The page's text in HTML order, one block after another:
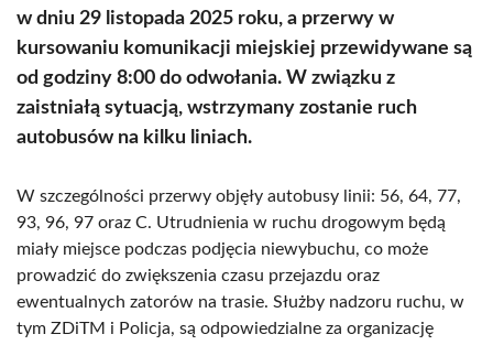
w dniu 29 listopada 2025 roku, a przerwy w
kursowaniu komunikacji miejskiej przewidywane są
od godziny 8:00 do odwołania. W związku z
zaistniałą sytuacją, wstrzymany zostanie ruch
autobusów na kilku liniach.
W szczególności przerwy objęły autobusy linii: 56, 64, 77,
93, 96, 97 oraz C. Utrudnienia w ruchu drogowym będą
miały miejsce podczas podjęcia niewybuchu, co może
prowadzić do zwiększenia czasu przejazdu oraz
ewentualnych zatorów na trasie. Służby nadzoru ruchu, w
tym ZDiTM i Policja, są odpowiedzialne za organizację